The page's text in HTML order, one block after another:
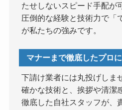
たせしないスピード手配が
圧倒的な経験と技術力で「
が私たちの強みです。
マナーまで徹底したプロ
下請け業者には丸投げしま
確かな技術と、挨拶や清潔
徹底した自社スタッフが、